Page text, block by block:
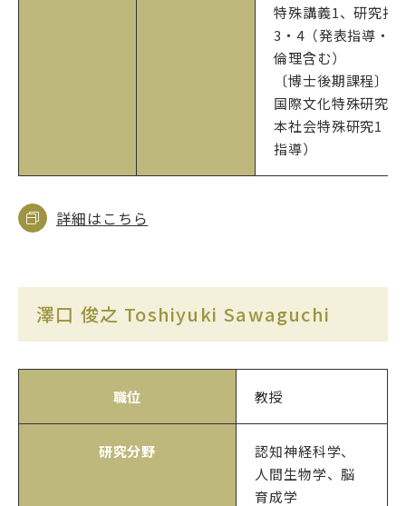
特殊講義1、研究指
3・4（発表指導・
倫理含む）
〔博士後期課程〕
国際文化特殊研究1
本社会特殊研究1（
指導）
詳細はこちら
澤口 俊之 Toshiyuki Sawaguchi
職位 教授
研究分野
認知神経科学、
人間生物学、脳
育成学